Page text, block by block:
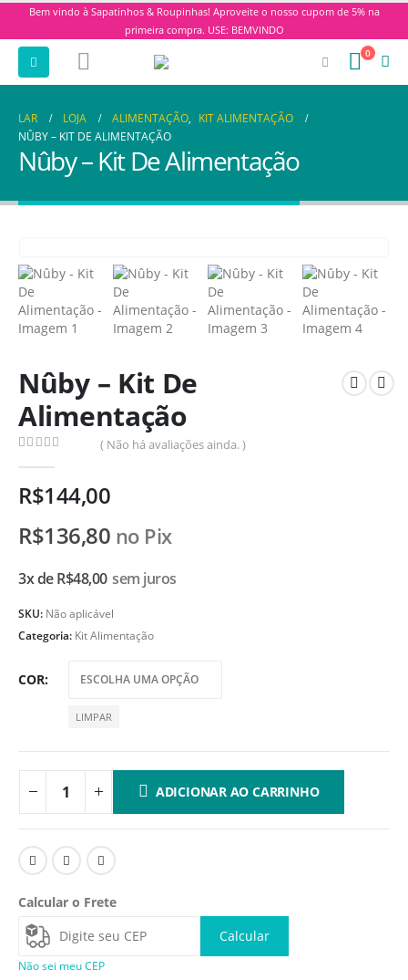
Bem vindo à Sapatinhos & Roupinhas! Aproveite o nosso cupom de 5% na
primeira compra. USE: BEMVINDO
0
LAR LOJA ALIMENTAÇÃO, KIT ALIMENTAÇÃO
NÛBY – KIT DE ALIMENTAÇÃO
Nûby – Kit De Alimentação
Nûby – Kit De
Alimentação
( Não há avaliações ainda. )
R$144,00
R$136,80 no Pix
3x deR$48,00 sem juros
SKU: Não aplicável
Categoria: Kit Alimentação
COR
LIMPAR
ADICIONAR AO CARRINHO
Calcular o Frete
Calcular
Não sei meu CEP